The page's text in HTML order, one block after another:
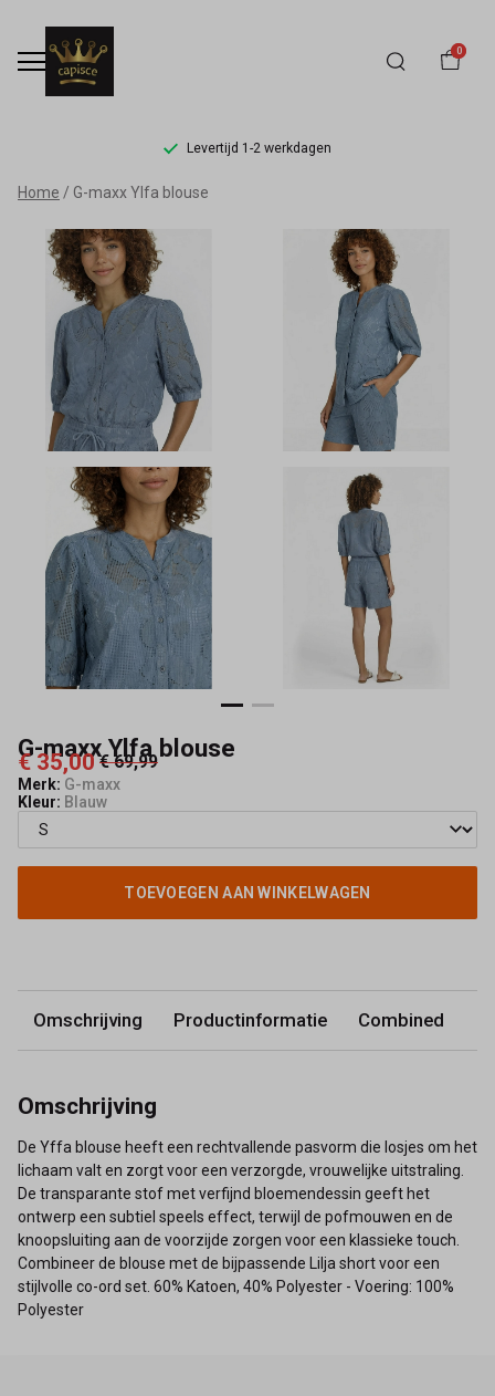
0
Levertijd 1-2 werkdagen
G-
maxx
Ylfa
blouse
Capisce
Mode
Home G-maxx Ylfa blouse
G-maxx Ylfa blouse
€ 35,00 € 69,99
Merk: G-maxx
Kleur: Blauw
TOEVOEGEN AAN WINKELWAGEN
Omschrijving Productinformatie Combined
Omschrijving
De Yffa blouse heeft een rechtvallende pasvorm die losjes om het
lichaam valt en zorgt voor een verzorgde, vrouwelijke uitstraling.
De transparante stof met verfijnd bloemendessin geeft het
ontwerp een subtiel speels effect, terwijl de pofmouwen en de
knoopsluiting aan de voorzijde zorgen voor een klassieke touch.
Combineer de blouse met de bijpassende Lilja short voor een
stijlvolle co-ord set. 60% Katoen, 40% Polyester - Voering: 100%
Polyester